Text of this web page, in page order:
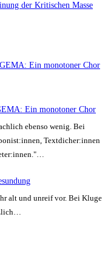
der Kritischen Masse
Ein monotoner Chor
Ein monotoner Chor
ebenso wenig. Bei
Textdicher:innen
alt und unreif vor. Bei Kluge